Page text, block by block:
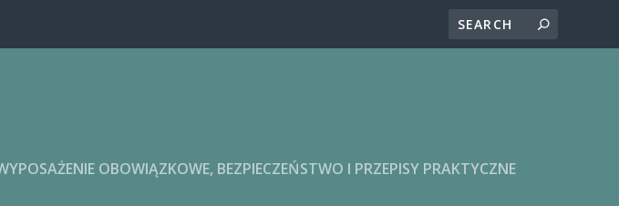
OBOWIĄZKOWE, BEZPIECZEŃSTWO I PRZEPISY PRAKTYCZNE